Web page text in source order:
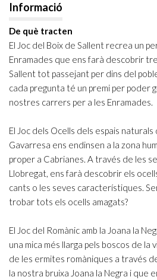
Informació
De què tracten
El Joc del Boix de Sallent recrea un
Enramades que ens farà descobrir
Sallent tot passejant per dins del
cada pregunta té un premi per poder
nostres carrers per a les Enramades.
El Joc dels Ocells dels espais
Gavarresa ens endinsen a la zona
proper a Cabrianes. A través de les
Llobregat, ens farà descobrir els
cants o les seves característiques.
trobar tots els ocells amagats?
El Joc del Romànic amb la Joana la
una mica més llarga pels boscos de
de les ermites romàniques a través
la nostra bruixa Joana la Negra i que